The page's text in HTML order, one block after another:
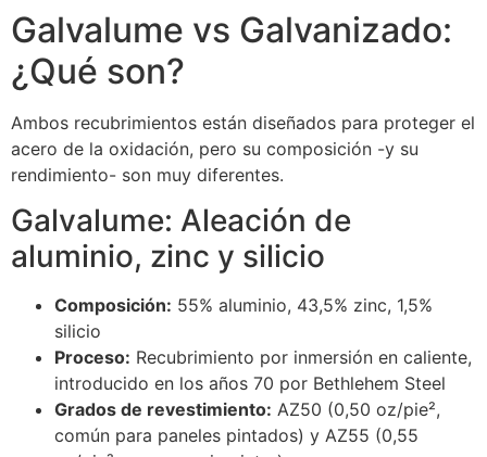
Galvalume vs Galvanizado:
¿Qué son?
Ambos recubrimientos están diseñados para proteger el
acero de la oxidación, pero su composición -y su
rendimiento- son muy diferentes.
Galvalume: Aleación de
aluminio, zinc y silicio
Composición: 55% aluminio, 43,5% zinc, 1,5%
silicio
Proceso: Recubrimiento por inmersión en caliente,
introducido en los años 70 por Bethlehem Steel
Grados de revestimiento: AZ50 (0,50 oz/pie²,
común para paneles pintados) y AZ55 (0,55